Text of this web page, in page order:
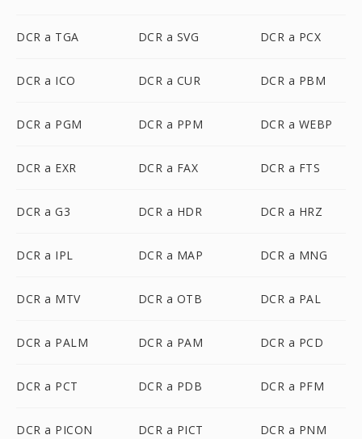
DCR a TGA DCR a SVG DCR a PCX
DCR a ICO DCR a CUR DCR a PBM
DCR a PGM DCR a PPM DCR a WEBP
DCR a EXR DCR a FAX DCR a FTS
DCR a G3 DCR a HDR DCR a HRZ
DCR a IPL DCR a MAP DCR a MNG
DCR a MTV DCR a OTB DCR a PAL
DCR a PALM DCR a PAM DCR a PCD
DCR a PCT DCR a PDB DCR a PFM
DCR a PICON DCR a PICT DCR a PNM